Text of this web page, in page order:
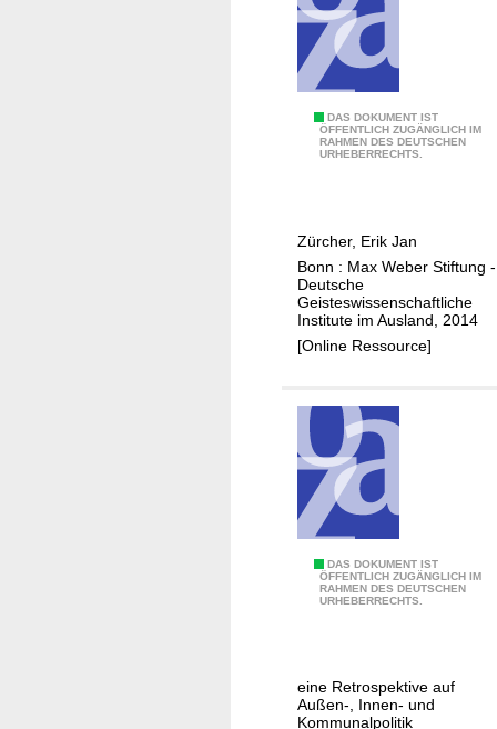
t
W
a
r
e
DAS DOKUMENT IST
ÖFFENTLICH ZUGÄNGLICH IM
RAHMEN DES DEUTSCHEN
URHEBERRECHTS.
W
a
s
d
i
f
e
e
t
h
e
Zürcher, Erik Jan
Bonn : Max Weber Stiftung -
Deutsche
Geisteswissenschaftliche
Institute im Ausland, 2014
[Online Ressource]
DAS DOKUMENT IST
ÖFFENTLICH ZUGÄNGLICH IM
RAHMEN DES DEUTSCHEN
URHEBERRECHTS.
a
h
eine Retrospektive auf
Außen-, Innen- und
Kommunalpolitik